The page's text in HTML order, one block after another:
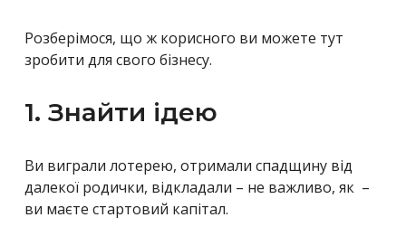
Розберімося, що ж корисного ви можете тут
зробити для свого бізнесу.
1. Знайти ідею
Ви виграли лотерею, отримали спадщину від
далекої родички, відкладали – не важливо, як –
ви маєте стартовий капітал.